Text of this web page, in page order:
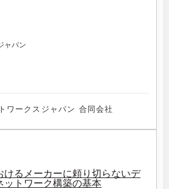
ャパン
ワークスジャパン 合同会社
けるメーカーに頼り切らないデ
ットワーク構築の基本